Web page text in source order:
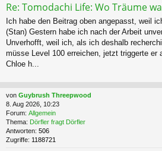
Re: Tomodachi Life: Wo Träume
Ich habe den Beitrag oben angepasst, weil
(Stan) Gestern habe ich nach der Arbeit
Unverhofft, weil ich, als ich deshalb
müsse Level 100 erreichen, jetzt triggerte er
Chloe h...
von Guybrush Threepwood
8. Aug 2026, 10:23
Forum: Allgemein
Thema: Dörfler fragt Dörfler
Antworten: 506
Zugriffe: 1188721